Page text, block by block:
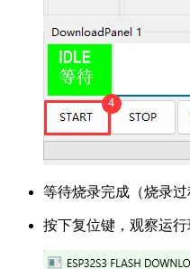
等待烧录完成（烧录过
按下复位键，观察运行